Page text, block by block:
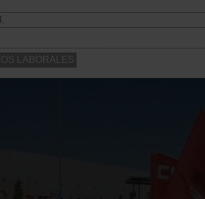
LABORALES